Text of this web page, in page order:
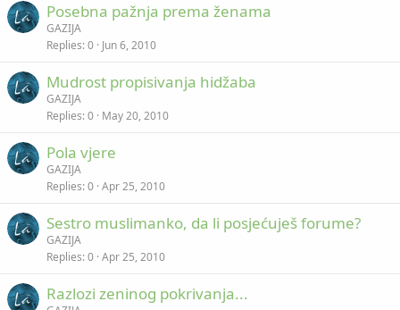
Posebna pažnja prema ženama
GAZIJA
Replies 0 Jun 6, 2010
Mudrost propisivanja hidžaba
GAZIJA
Replies 0 May 20, 2010
Pola vjere
GAZIJA
Replies 0 Apr 25, 2010
Sestro muslimanko, da li posjećuješ forume?
GAZIJA
Replies 0 Apr 25, 2010
Razlozi zeninog pokrivanja...